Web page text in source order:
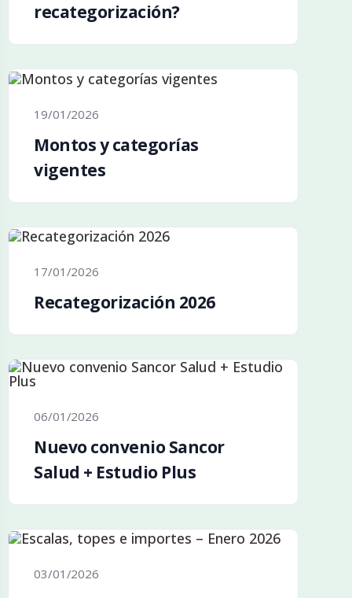
recategorización?
19/01/2026
Montos y categorías
vigentes
17/01/2026
Recategorización 2026
06/01/2026
Nuevo convenio Sancor
Salud + Estudio Plus
03/01/2026